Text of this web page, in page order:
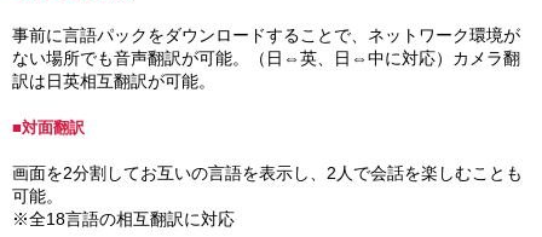
事前に言語パックをダウンロードすることで、ネットワーク環境が
ない場所でも音声翻訳が可能。（日⇔英、日⇔中に対応）カメラ翻
訳は日英相互翻訳が可能。
■対面翻訳
画面を2分割してお互いの言語を表示し、2人で会話を楽しむことも
可能。
※全18言語の相互翻訳に対応